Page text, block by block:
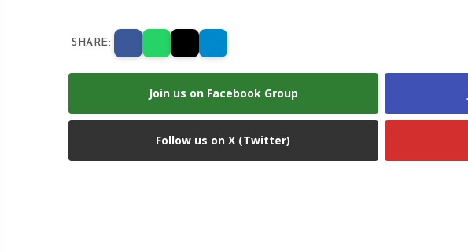
SHARE:
Join us on Facebook Group
Follow us on X (Twitter)